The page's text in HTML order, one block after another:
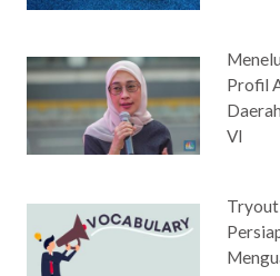
Profil
VI
Tryout